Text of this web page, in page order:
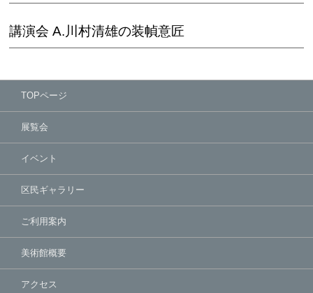
講演会 A.川村清雄の装幀意匠
TOPページ
展覧会
イベント
区民ギャラリー
ご利用案内
美術館概要
アクセス